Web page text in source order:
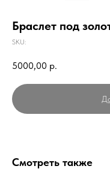
Браслет под
SKU:
5000,00 р.
Смотреть также